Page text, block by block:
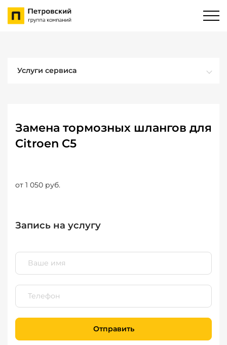
Услуги сервиса
Замена тормозных шлангов для
Citroen C5
от 1 050 руб.
Запись на услугу
Отправить